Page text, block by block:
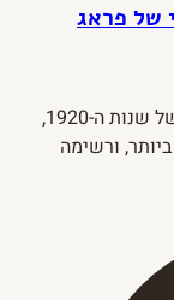
של פראג
בר הקוקטיילים הכי מפורסם בפראג - ינשמוך של שנות ה-1920,
ורשימה